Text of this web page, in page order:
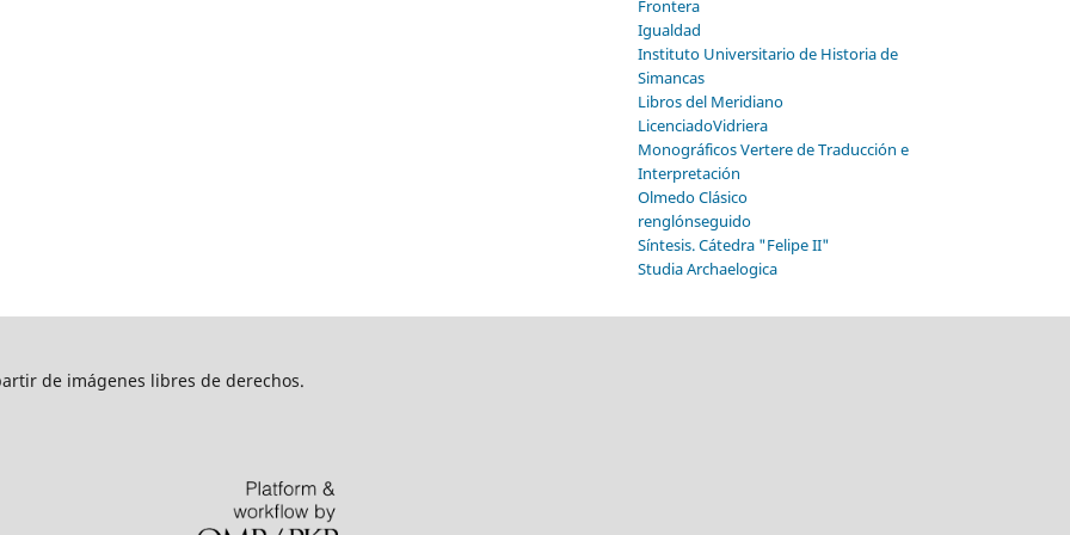
Frontera
Igualdad
Instituto Universitario de Historia de
Simancas
Libros del Meridiano
LicenciadoVidriera
Monográficos Vertere de Traducción e
Interpretación
Olmedo Clásico
renglónseguido
Síntesis. Cátedra "Felipe II"
Studia Archaelogica
de imágenes libres de derechos.